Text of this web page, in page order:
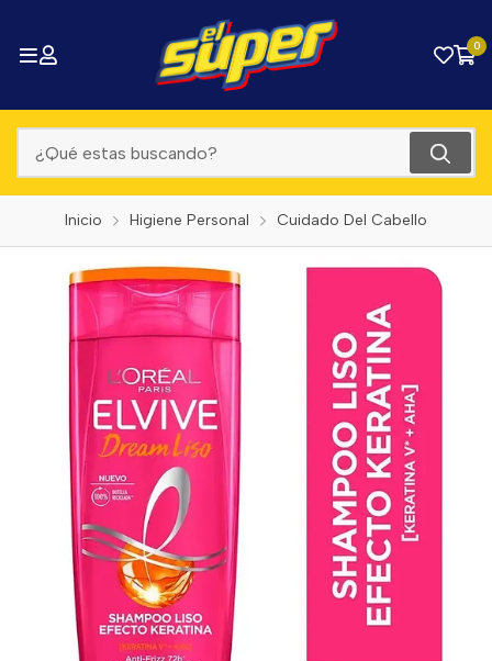
0
Inicio Higiene Personal Cuidado Del Cabello